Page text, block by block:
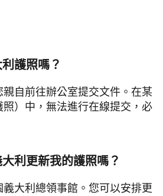
護照嗎？
自前往辦公室提交文件。在某
）中，無法進行在線提交，必
利更新我的護照嗎？
大利總領事館。您可以安排更